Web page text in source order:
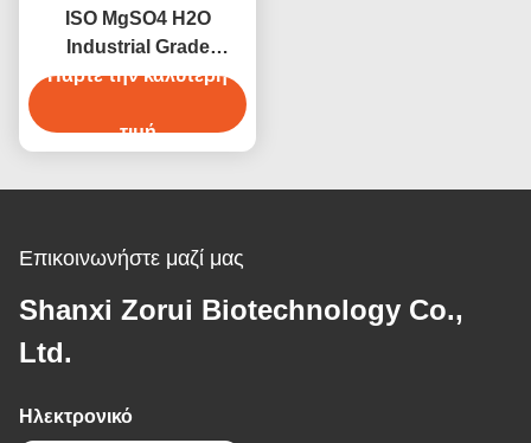
ISO MgSO4 H2O
Industrial Grade
Chemicals Μονοϋδρικά
14168-73-1
Πάρτε την καλύτερη
τιμή
Επικοινωνήστε μαζί μας
Shanxi Zorui Biotechnology Co.,
Ltd.
Ηλεκτρονικό